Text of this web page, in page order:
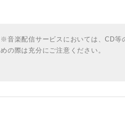
※音楽配信サービスにおいては、CD等
めの際は充分にご注意ください。